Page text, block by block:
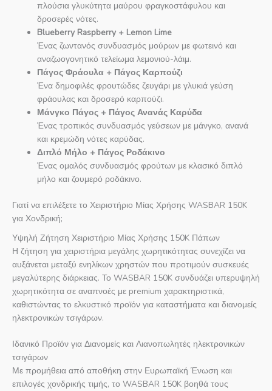
πλούσια γλυκύτητα μαύρου φραγκοστάφυλου και
δροσερές νότες.
Blueberry Raspberry + Lemon Lime
Ένας ζωντανός συνδυασμός μούρων με φωτεινό και
αναζωογονητικό τελείωμα λεμονιού-λάιμ.
Πάγος Φράουλα + Πάγος Καρπούζι
Ένα δημοφιλές φρουτώδες ζευγάρι με γλυκιά γεύση
φράουλας και δροσερό καρπούζι.
Μάνγκο Πάγος + Πάγος Ανανάς Καρύδα
Ένας τροπικός συνδυασμός γεύσεων με μάνγκο, ανανά
και κρεμώδη νότες καρύδας.
Διπλό Μήλο + Πάγος Ροδάκινο
Ένας ομαλός συνδυασμός φρούτων με κλασικό διπλό
μήλο και ζουμερό ροδάκινο.
Γιατί να επιλέξετε το Χειριστήριο Μίας Χρήσης WASBAR 150K
για Χονδρική;
Υψηλή Ζήτηση Χειριστήριο Μίας Χρήσης 150K Πάπων
Η ζήτηση για χειριστήρια μεγάλης χωρητικότητας συνεχίζει να
αυξάνεται μεταξύ ενηλίκων χρηστών που προτιμούν συσκευές
μεγαλύτερης διάρκειας. Το WASBAR 150K συνδυάζει υπερυψηλή
χωρητικότητα σε αναπνοές με premium χαρακτηριστικά,
καθιστώντας το ελκυστικό προϊόν για καταστήματα και διανομείς
ηλεκτρονικών τσιγάρων.
Ιδανικό Προϊόν για Διανομείς και Λιανοπωλητές ηλεκτρονικών
τσιγάρων
Με προμήθεια από αποθήκη στην Ευρωπαϊκή Ένωση και
επιλογές χονδρικής τιμής, το WASBAR 150K βοηθά τους